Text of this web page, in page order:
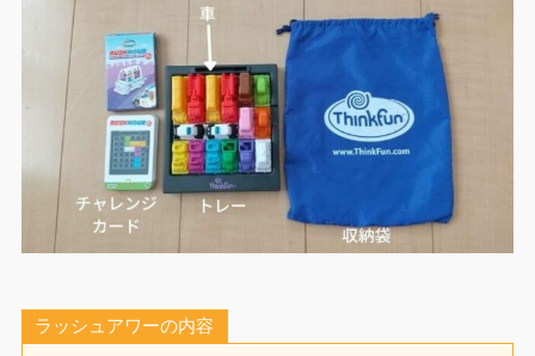
ラッシュアワーの内容